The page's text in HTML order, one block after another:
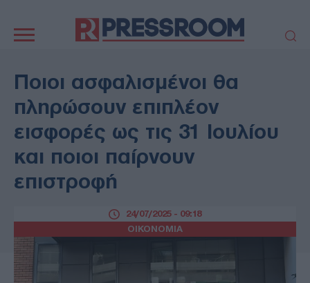
πλοήγηση
ΠΟΛΙΤΙΚΗ
ΤΟΥΡΚΙΑ
ΕΚΚΛΗΣΙΑ
ΑΜΥΝΑ
ΔΙΕΘΝΗ
ΚΥΠΡΟΣ
MEDIA
LIFESTYLE
SPORTS
ΤΕΧΝΟΛΟΓΙΑ
ΠΑΡΑΞΕΝΑ
ΖΩΔΙΑ
ΑΡΘΡΟΓΡΑΦΙΑ
Ποιοι ασφαλισμένοι θα
πληρώσουν επιπλέον
εισφορές ως τις 31 Ιουλίου
και ποιοι παίρνουν
επιστροφή
ΟΙΚΟΝΟΜΙΑ
24/07/2025 - 09:18